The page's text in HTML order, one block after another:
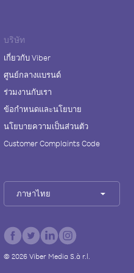
บริษัท
เกี่ยวกับ Viber
ศูนย์กลางแบรนด์
ร่วมงานกับเรา
ข้อกำหนดและนโยบาย
นโยบายความเป็นส่วนตัว
Customer Complaints Code
ภาษาไทย
© 2026Viber Media S.à r.l.